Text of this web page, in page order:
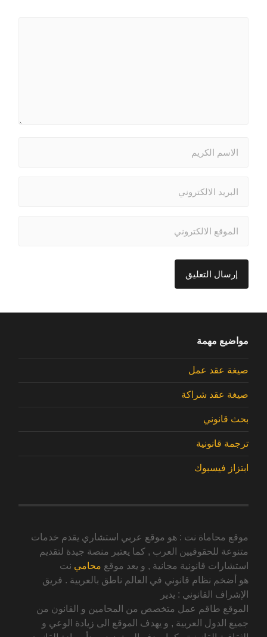
مواضيع مهمة
صيغة عقد عمل
صيغة عقد شراكة
بحث قانوني
ترجمة قانونية
ابتزاز فيسبوك
موقع محاماة نت : هو موقع عربي استشاري يقدم خدمات
متنوعة للحقوقيين العرب , كما يعتبر منصة جيدة لتقديم
استشارات قانونية مجانية , و يعد موقع محامي نت
هو أضخم نظام قانوني في العالم ناطق بالعربية . فريق
الإشراف القانوني : يدير
الموقع طاقم عمل متخصص من المحامين و القانون من
جميع الدول العربية , و يهدف الموقع الى زيادة الوعي و